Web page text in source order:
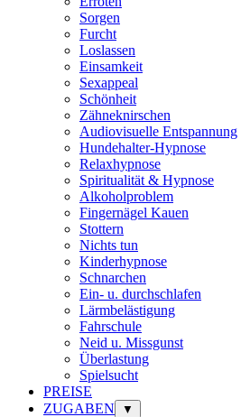
Sorgen
Furcht
Loslassen
Einsamkeit
Sexappeal
Schönheit
Zähneknirschen
Audiovisuelle Entspannung
Hundehalter-Hypnose
Relaxhypnose
Spiritualität & Hypnose
Alkoholproblem
Fingernägel Kauen
Stottern
Nichts tun
Kinderhypnose
Schnarchen
Ein- u. durchschlafen
Lärmbelästigung
Fahrschule
Neid u. Missgunst
Überlastung
Spielsucht
PREISE
ZUGABEN
▼